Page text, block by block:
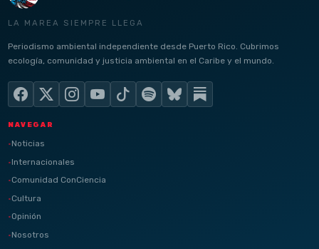
LA MAREA SIEMPRE LLEGA
Periodismo ambiental independiente desde Puerto Rico. Cubrimos
ecología, comunidad y justicia ambiental en el Caribe y el mundo.
NAVEGAR
Noticias
Internacionales
Comunidad ConCiencia
Cultura
Opinión
Nosotros